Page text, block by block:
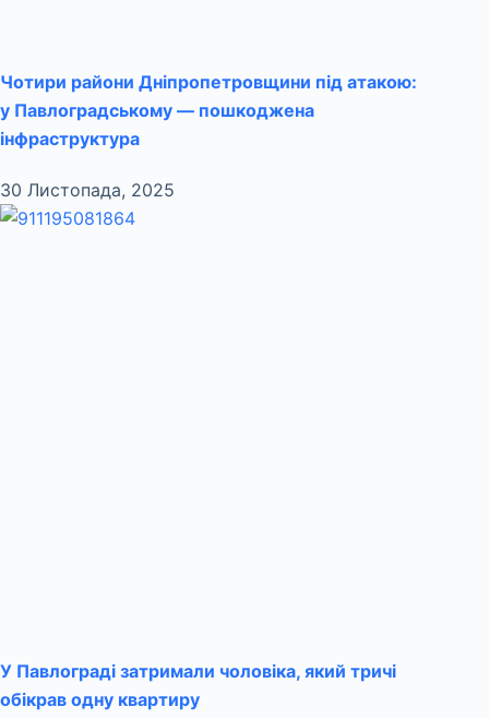
Чотири райони Дніпропетровщини під атакою:
у Павлоградському — пошкоджена
інфраструктура
30 Листопада, 2025
У Павлограді затримали чоловіка, який тричі
обікрав одну квартиру